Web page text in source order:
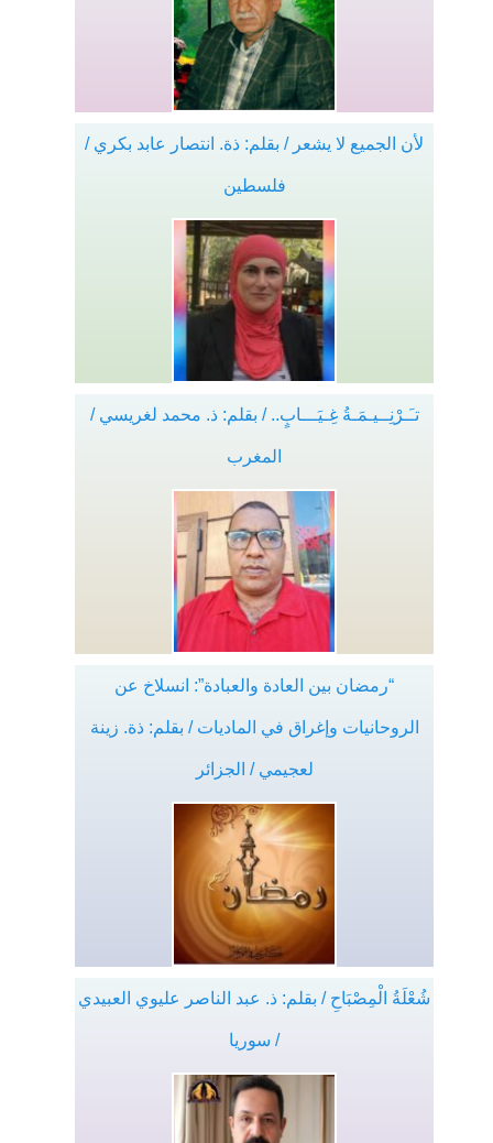
لأن الجميع لا يشعر / بقلم: ذة. انتصار عابد بكري /
فلسطين
تـَـرْنِــيـمَـةُ غِـيَـــابٍ.. / بقلم: ذ. محمد لغريسي /
المغرب
“رمضان بين العادة والعبادة”: انسلاخ عن
الروحانيات وإغراق في الماديات / بقلم: ذة. زينة
لعجيمي / الجزائر
شُعْلَةُ الْمِصْبَاحِ / بقلم: ذ. عبد الناصر عليوي العبيدي
/ سوريا